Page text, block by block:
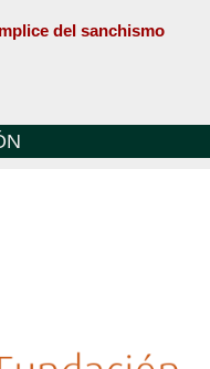
del sanchismo